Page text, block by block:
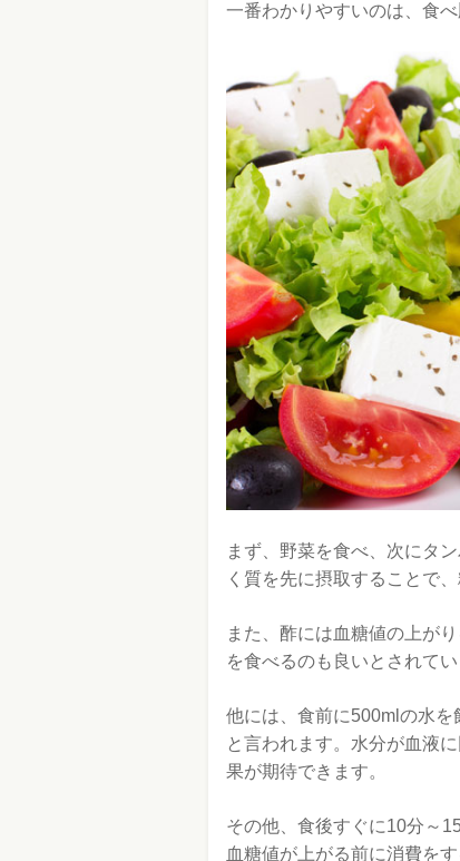
一番わかりやすいのは、食
まず、野菜を食べ、次にタ
く質を先に摂取することで
また、酢には血糖値の上が
を食べるのも良いとされてい
他には、食前に500mlの水
と言われます。水分が血液
果が期待できます。
その他、食後すぐに10分～
血糖値が上がる前に消費を